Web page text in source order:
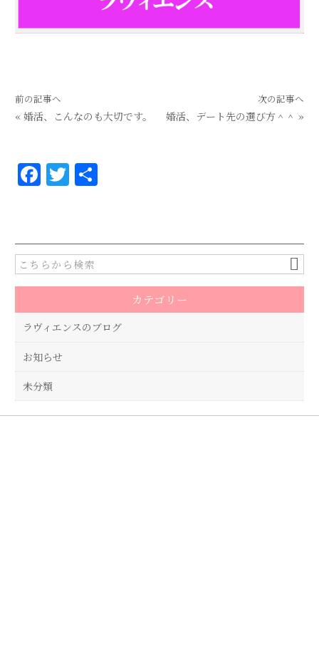
前の記事へ
« 婚活、こんなのも大切です。
次の記事へ
婚活、デート先の選び方＾＾ »
F
e
b
o
o
k
T
te
r
カテゴリー
ラヴィエンスのブログ
お知らせ
未分類